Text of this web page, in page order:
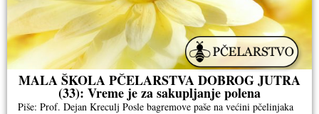
MALA ŠKOLA PČELARSTVA DOBROG JUTRA
(33): Vreme je za sakupljanje polena
Piše: Prof. Dejan Kreculj Posle bagremove paše na većini pčelinjaka